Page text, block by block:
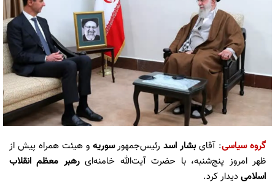
گروه سیاسی: آقای بشار اسد رئیس‌جمهورسوریهو هیئت همراه پیش از
ظهر امروز پنج‌شنبه، با حضرت آیت‌الله خامنه‌ایرهبر معظم انقلاب
اسلامیدیدار کرد.